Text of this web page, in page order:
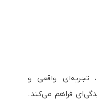
تجربه‌ای واقعی و
فراهم می‌کند.